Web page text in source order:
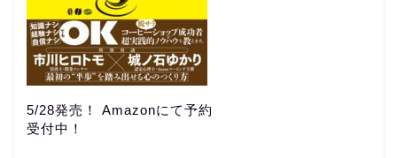
5/28発売！ Amazonにて予約
受付中！